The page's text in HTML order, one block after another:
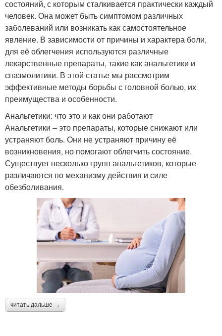
состояний, с которым сталкивается практически каждый
человек. Она может быть симптомом различных
заболеваний или возникать как самостоятельное
явление. В зависимости от причины и характера боли,
для её облегчения используются различные
лекарственные препараты, такие как анальгетики и
спазмолитики. В этой статье мы рассмотрим
эффективные методы борьбы с головной болью, их
преимущества и особенности.
Анальгетики: что это и как они работают
Анальгетики – это препараты, которые снижают или
устраняют боль. Они не устраняют причину её
возникновения, но помогают облегчить состояние.
Существует несколько групп анальгетиков, которые
различаются по механизму действия и силе
обезболивания.
читать дальше →